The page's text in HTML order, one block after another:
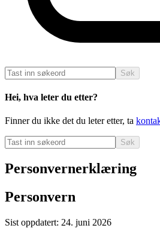
Søk
Hei, hva leter du etter?
Finner du ikke det du leter etter, ta
Søk
Personvernerklæring
Personvern
Sist oppdatert: 24. juni 2026